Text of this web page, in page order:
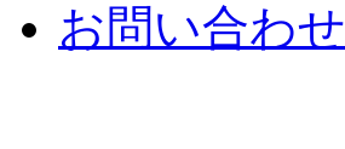
お問い合わせ